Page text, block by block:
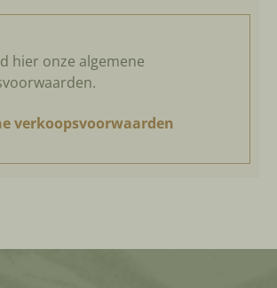
hier onze algemene
verkoopsvoorwaarden